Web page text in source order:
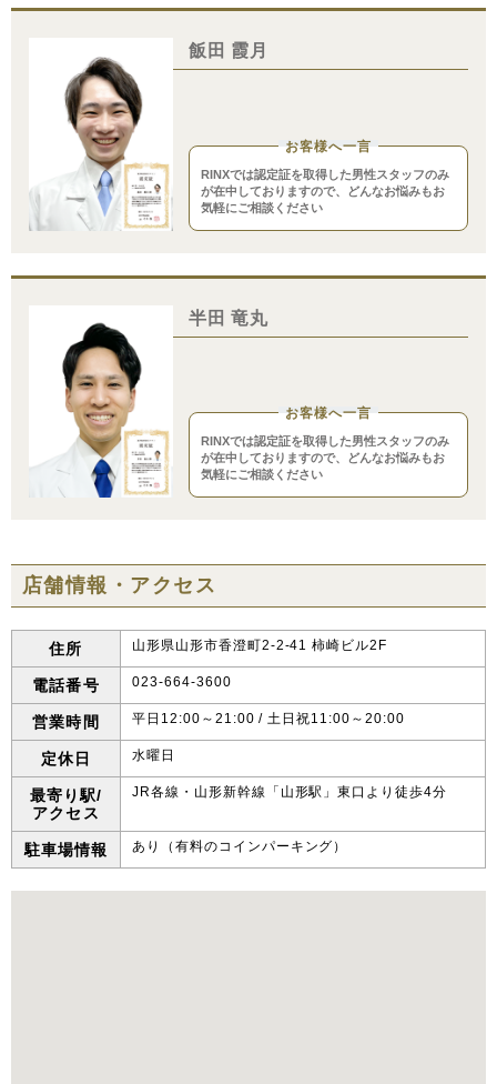
飯田 霞月
お客様へ一言
RINXでは認定証を取得した男性スタッフのみ
が在中しておりますので、どんなお悩みもお
気軽にご相談ください
半田 竜丸
お客様へ一言
RINXでは認定証を取得した男性スタッフのみ
が在中しておりますので、どんなお悩みもお
気軽にご相談ください
店舗情報・アクセス
住所 山形県山形市香澄町2-2-41 柿崎ビル2F
電話番号 023-664-3600
営業時間 平日12:00～21:00 / 土日祝11:00～20:00
定休日 水曜日
最寄り駅/
アクセス
JR各線・山形新幹線「山形駅」東口より徒歩4分
駐車場情報 あり（有料のコインパーキング）